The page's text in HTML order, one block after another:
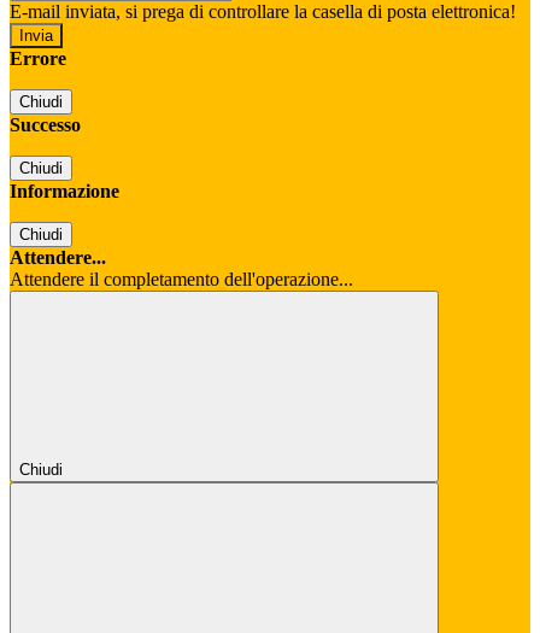
E-mail inviata, si prega di controllare la casella di posta elettronica!
Errore
Chiudi
Successo
Chiudi
Informazione
Chiudi
Attendere...
Attendere il completamento dell'operazione...
Chiudi